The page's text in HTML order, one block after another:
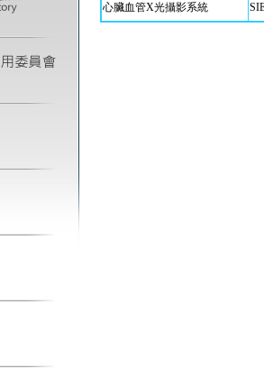
心臟血管X光攝影系統